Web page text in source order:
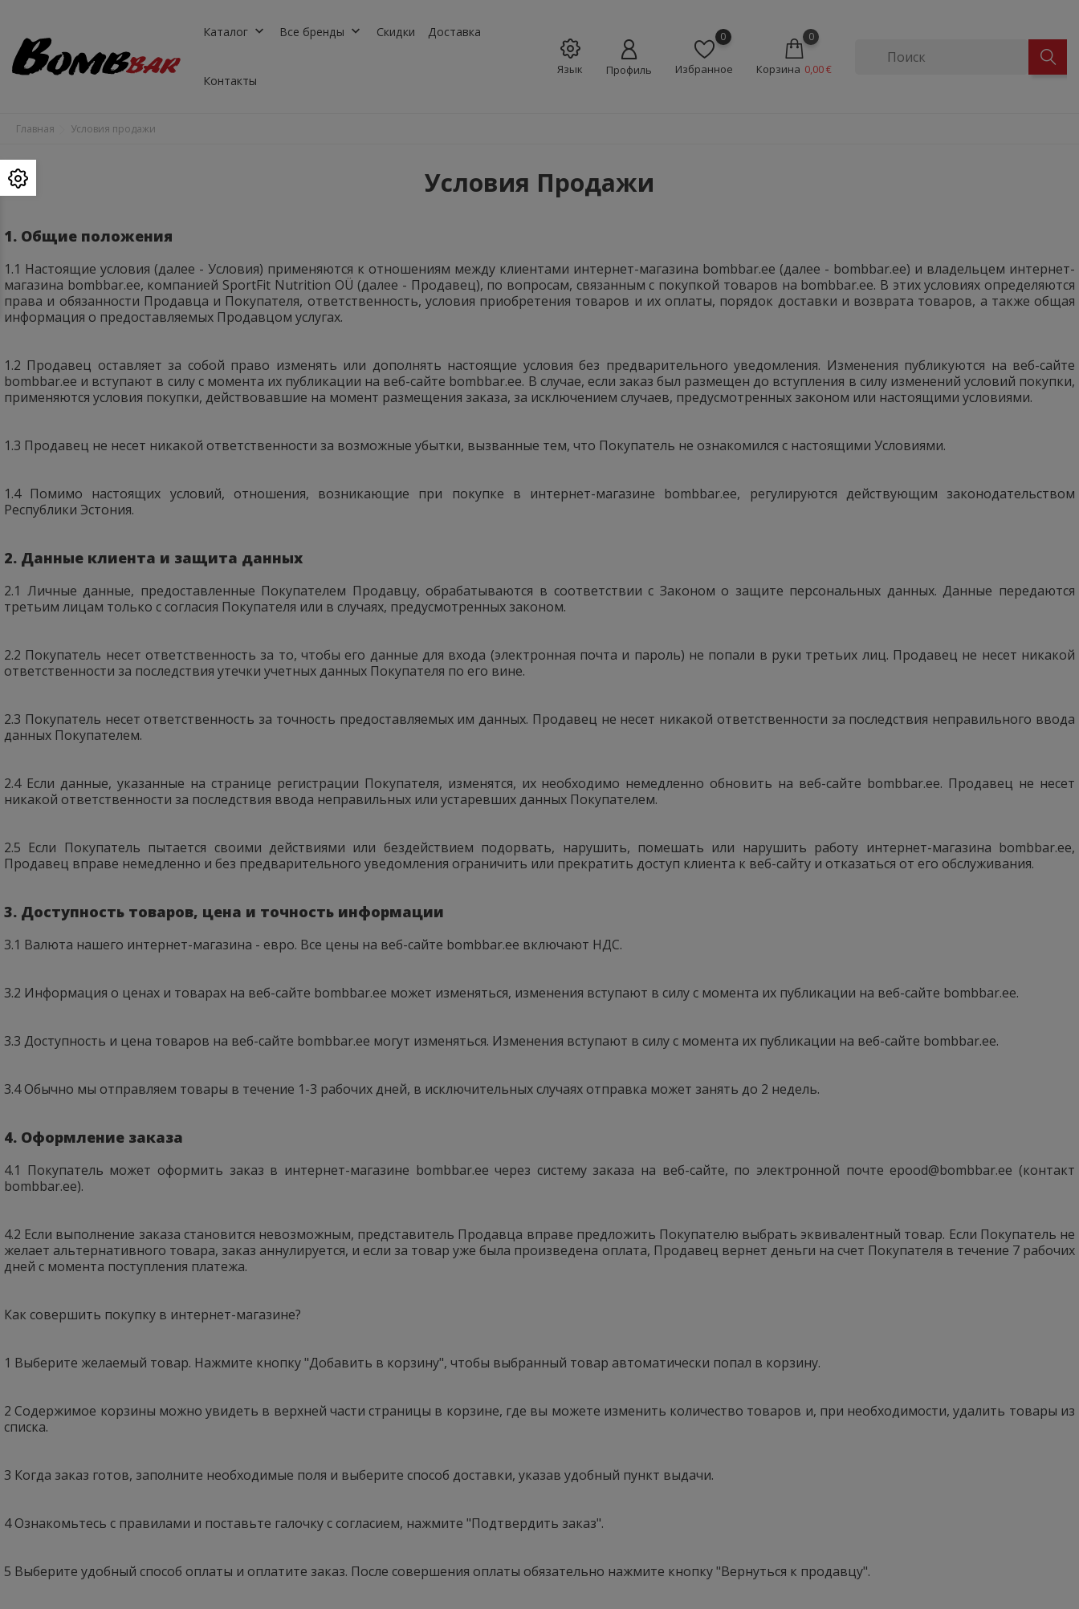
Каталог keyboard_arrow_down Все бренды keyboard_arrow_down Скидки Доставка
Контакты
Язык Профиль
0
Избранное
0
Корзина 0,00 €
Главная Условия продажи
Условия Продажи
1. Общие положения
1.1 Настоящие условия (далее - Условия) применяются к отношениям между клиентами интернет-магазина bombbar.ee (далее - bombbar.ee) и владельцем интернет-
магазина bombbar.ee, компанией SportFit Nutrition OÜ (далее - Продавец), по вопросам, связанным с покупкой товаров на bombbar.ee. В этих условиях определяются
права и обязанности Продавца и Покупателя, ответственность, условия приобретения товаров и их оплаты, порядок доставки и возврата товаров, а также общая
информация о предоставляемых Продавцом услугах.
1.2 Продавец оставляет за собой право изменять или дополнять настоящие условия без предварительного уведомления. Изменения публикуются на веб-сайте
bombbar.ee и вступают в силу с момента их публикации на веб-сайте bombbar.ee. В случае, если заказ был размещен до вступления в силу изменений условий покупки,
применяются условия покупки, действовавшие на момент размещения заказа, за исключением случаев, предусмотренных законом или настоящими условиями.
1.3 Продавец не несет никакой ответственности за возможные убытки, вызванные тем, что Покупатель не ознакомился с настоящими Условиями.
1.4 Помимо настоящих условий, отношения, возникающие при покупке в интернет-магазине bombbar.ee, регулируются действующим законодательством
Республики Эстония.
2. Данные клиента и защита данных
2.1 Личные данные, предоставленные Покупателем Продавцу, обрабатываются в соответствии с Законом о защите персональных данных. Данные передаются
третьим лицам только с согласия Покупателя или в случаях, предусмотренных законом.
2.2 Покупатель несет ответственность за то, чтобы его данные для входа (электронная почта и пароль) не попали в руки третьих лиц. Продавец не несет никакой
ответственности за последствия утечки учетных данных Покупателя по его вине.
2.3 Покупатель несет ответственность за точность предоставляемых им данных. Продавец не несет никакой ответственности за последствия неправильного ввода
данных Покупателем.
2.4 Если данные, указанные на странице регистрации Покупателя, изменятся, их необходимо немедленно обновить на веб-сайте bombbar.ee. Продавец не несет
никакой ответственности за последствия ввода неправильных или устаревших данных Покупателем.
2.5 Если Покупатель пытается своими действиями или бездействием подорвать, нарушить, помешать или нарушить работу интернет-магазина bombbar.ee,
Продавец вправе немедленно и без предварительного уведомления ограничить или прекратить доступ клиента к веб-сайту и отказаться от его обслуживания.
3. Доступность товаров, цена и точность информации
3.1 Валюта нашего интернет-магазина - евро. Все цены на веб-сайте bombbar.ee включают НДС.
3.2 Информация о ценах и товарах на веб-сайте bombbar.ee может изменяться, изменения вступают в силу с момента их публикации на веб-сайте bombbar.ee.
3.3 Доступность и цена товаров на веб-сайте bombbar.ee могут изменяться. Изменения вступают в силу с момента их публикации на веб-сайте bombbar.ee.
3.4 Обычно мы отправляем товары в течение 1-3 рабочих дней, в исключительных случаях отправка может занять до 2 недель.
4. Оформление заказа
4.1 Покупатель может оформить заказ в интернет-магазине bombbar.ee через систему заказа на веб-сайте, по электронной почте epood@bombbar.ee (контакт
bombbar.ee).
4.2 Если выполнение заказа становится невозможным, представитель Продавца вправе предложить Покупателю выбрать эквивалентный товар. Если Покупатель не
желает альтернативного товара, заказ аннулируется, и если за товар уже была произведена оплата, Продавец вернет деньги на счет Покупателя в течение 7 рабочих
дней с момента поступления платежа.
Как совершить покупку в интернет-магазине?
1 Выберите желаемый товар. Нажмите кнопку "Добавить в корзину", чтобы выбранный товар автоматически попал в корзину.
2 Содержимое корзины можно увидеть в верхней части страницы в корзине, где вы можете изменить количество товаров и, при необходимости, удалить товары из
списка.
3 Когда заказ готов, заполните необходимые поля и выберите способ доставки, указав удобный пункт выдачи.
4 Ознакомьтесь с правилами и поставьте галочку с согласием, нажмите "Подтвердить заказ".
5 Выберите удобный способ оплаты и оплатите заказ. После совершения оплаты обязательно нажмите кнопку "Вернуться к продавцу".